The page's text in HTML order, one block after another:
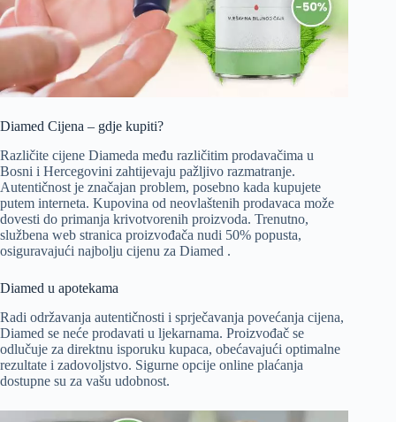
Diamed Cijena – gdje kupiti?
Različite cijene Diameda među različitim prodavačima u
Bosni i Hercegovini zahtijevaju pažljivo razmatranje.
Autentičnost je značajan problem, posebno kada kupujete
putem interneta. Kupovina od neovlaštenih prodavaca može
dovesti do primanja krivotvorenih proizvoda. Trenutno,
službena web stranica proizvođača nudi 50% popusta,
osiguravajući najbolju cijenu za Diamed .
Diamed u apotekama
Radi održavanja autentičnosti i sprječavanja povećanja cijena,
Diamed se neće prodavati u ljekarnama. Proizvođač se
odlučuje za direktnu isporuku kupaca, obećavajući optimalne
rezultate i zadovoljstvo. Sigurne opcije online plaćanja
dostupne su za vašu udobnost.